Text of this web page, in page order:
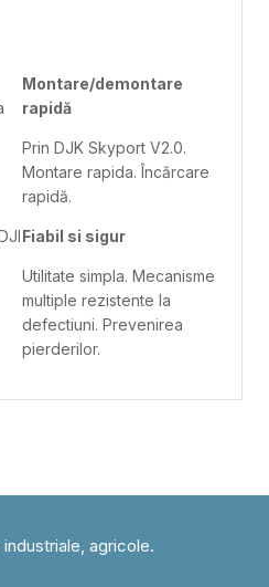
Montare/demontare
rapidă
Prin DJK Skyport V2.0.
Montare rapida. Încărcare
rapidă.
Fiabil si sigur
Utilitate simpla. Mecanisme
multiple rezistente la
defectiuni. Prevenirea
pierderilor.
agricole.